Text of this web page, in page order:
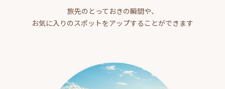
旅先のとっておきの瞬間や、
お気に入りのスポットをアップすることができます